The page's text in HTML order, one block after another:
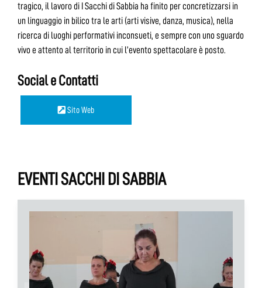
tragico, il lavoro di I Sacchi di Sabbia ha finito per concretizzarsi in
un linguaggio in bilico tra le arti (arti visive, danza, musica), nella
ricerca di luoghi performativi inconsueti, e sempre con uno sguardo
vivo e attento al territorio in cui l’evento spettacolare è posto.
Social e Contatti
Sito Web
EVENTI SACCHI DI SABBIA